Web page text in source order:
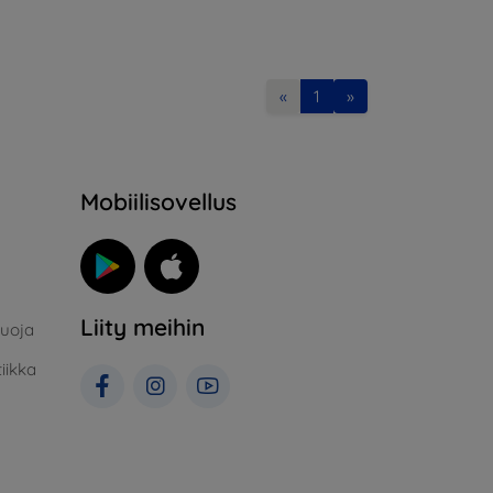
« 1 »
Mobiilisovellus
Liity meihin